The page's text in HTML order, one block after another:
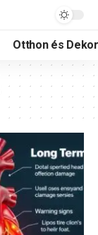
Otthon és